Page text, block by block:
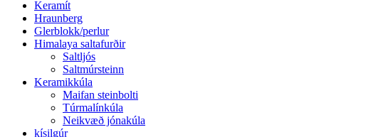
Keramít
Hraunberg
Glerblokk/perlur
Himalaya saltafurðir
Saltljós
Saltmúrsteinn
Keramikkúla
Maifan steinbolti
Túrmalínkúla
Neikvæð jónakúla
kísilgúr